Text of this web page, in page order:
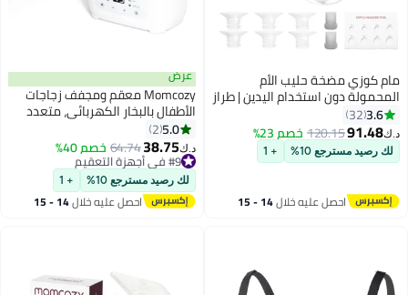
مام كوزي مضخة حليب الأم
المحمولة دون استخدام اليدين | طراز
إم 6 المزدوج، مضخة رضاعة طبيعية
قابلة للارتداء بإيقاع مثالي لزيادة
الحليب، حافة ثنائية القياس أكثر
3.6
32
د.ك‏91.48
120.15خصم 23%
لك رصيد مسترجع 10% + 1
احصل عليه خلال 14 - 15
عرض
Momcozy معقم ومجفف زجاجات
الأطفال بالبخار الكهربائي، متعدد
الأطفال، ملحقات مضخة الثدي
وأغراض الأطفال
5.0
2
د.ك‏38.75
64.74خصم 40%
#9 في أجهزة التعقيم
#9 في أجهزة التعقيم
لك رصيد مسترجع 10% + 1
احصل عليه خلال 14 - 15